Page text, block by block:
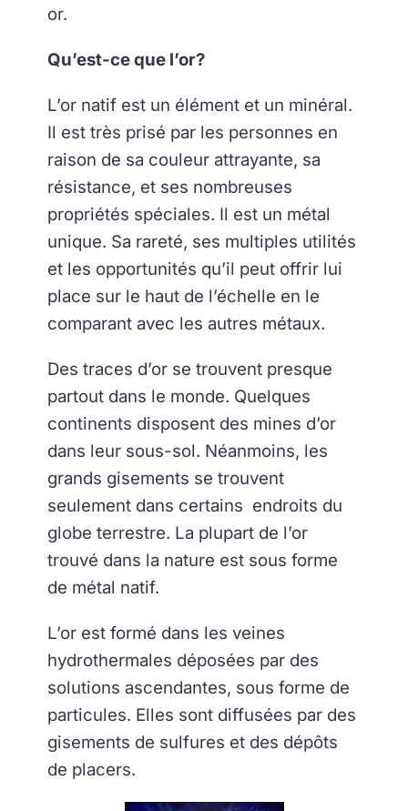
or.
Qu’est-ce que l’or?
L’or natif est un élément et un minéral.
Il est très prisé par les personnes en
raison de sa couleur attrayante, sa
résistance, et ses nombreuses
propriétés spéciales. Il est un métal
unique. Sa rareté, ses multiples utilités
et les opportunités qu’il peut offrir lui
place sur le haut de l’échelle en le
comparant avec les autres métaux.
Des traces d’or se trouvent presque
partout dans le monde. Quelques
continents disposent des mines d’or
dans leur sous-sol. Néanmoins, les
grands gisements se trouvent
seulement dans certains endroits du
globe terrestre. La plupart de l’or
trouvé dans la nature est sous forme
de métal natif.
L’or est formé dans les veines
hydrothermales déposées par des
solutions ascendantes, sous forme de
particules. Elles sont diffusées par des
gisements de sulfures et des dépôts
de placers.